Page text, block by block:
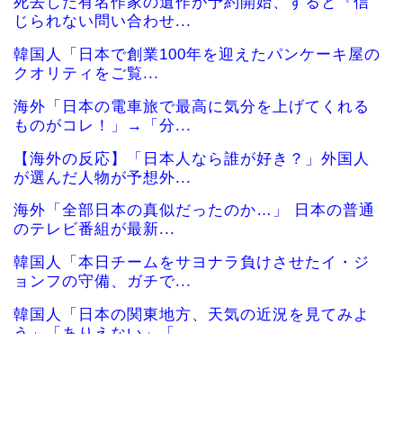
じられない問い合わせ...
韓国人「日本で創業100年を迎えたパンケーキ屋の
クオリティをご覧...
海外「日本の電車旅で最高に気分を上げてくれる
ものがコレ！」→「分...
【海外の反応】「日本人なら誰が好き？」外国人
が選んだ人物が予想外...
海外「全部日本の真似だったのか…」 日本の普通
のテレビ番組が最新...
韓国人「本日チームをサヨナラ負けさせたイ・ジ
ョンフの守備、ガチで...
韓国人「日本の関東地方、天気の近況を見てみよ
う」「ありえない」「...